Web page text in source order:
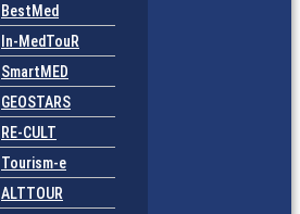
BestMed
In-MedTouR
SmartMED
GEOSTARS
RE-CULT
Tourism-e
ALTTOUR